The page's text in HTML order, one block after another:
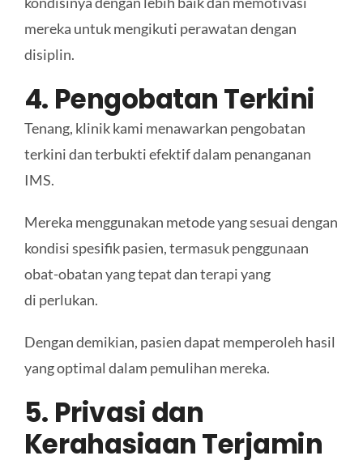
mereka untuk mengikuti perawatan dengan
disiplin.
4. Pengobatan Terkini
Tenang, klinik kami menawarkan pengobatan
terkini dan terbukti efektif dalam penanganan
IMS.
Mereka menggunakan metode yang sesuai dengan
kondisi spesifik pasien, termasuk penggunaan
obat-obatan yang tepat dan terapi yang
di perlukan.
Dengan demikian, pasien dapat memperoleh hasil
yang optimal dalam pemulihan mereka.
5. Privasi dan
Kerahasiaan Terjamin